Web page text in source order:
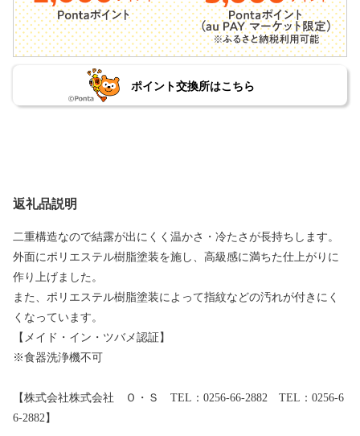
ポイント交換所はこちら
返礼品説明
二重構造なので結露が出にくく温かさ・冷たさが長持ちします。
外面にポリエステル樹脂塗装を施し、高級感に満ちた仕上がりに
作り上げました。
また、ポリエステル樹脂塗装によって指紋などの汚れが付きにく
くなっています。
【メイド・イン・ツバメ認証】
※食器洗浄機不可
【株式会社株式会社 Ｏ・Ｓ TEL：0256-66-2882 TEL：0256-6
6-2882】